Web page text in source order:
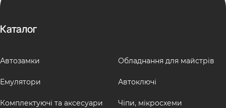
Каталог
Автозамки
Емулятори
Комплектуючі та аксесуари
Обладнання для майстрів
Автоключі
Чіпи, мікросхеми